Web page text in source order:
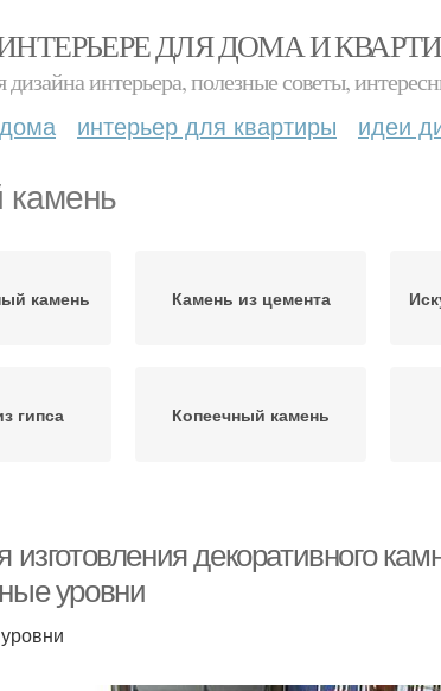
ДЛЯ ДОМА И
интерьера, полезные советы,
интерьер для квартиры идеи
камень
камень Камень из цемента
гипса Копеечный камень
изготовления декоративного
уровни